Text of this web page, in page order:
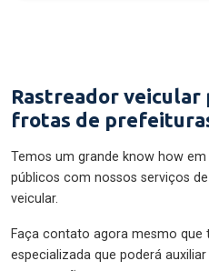
Rastreador veicular
frotas de
Temos um grande know how
públicos com nossos serviços
veicular.
Faça contato agora mesmo que
especializada que poderá